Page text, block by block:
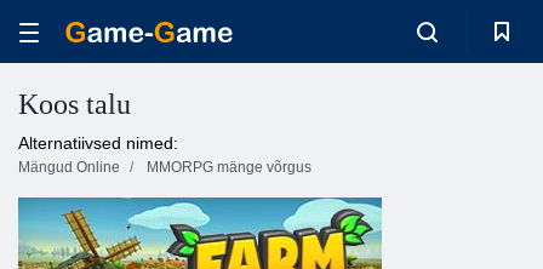
Koos talu
Alternatiivsed nimed:
Mängud Online MMORPG mänge võrgus